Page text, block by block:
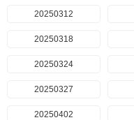
20250312
20250318
20250324
20250327
20250402